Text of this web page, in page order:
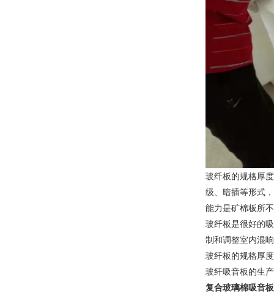
玻纤板的规格厚
级、暗插等形式
能力是矿棉板所
玻纤板是很好的
制和调整室内混
玻纤板的规格厚
玻纤吸音板的生
复合玻璃棉吸音